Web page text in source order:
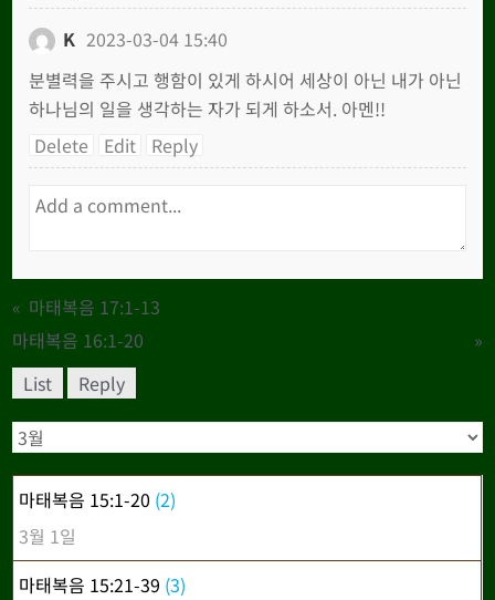
K 2023-03-04 15:40
분별력을 주시고 행함이 있게 하시어 세상이 아닌 내가 아닌
하나님의 일을 생각하는 자가 되게 하소서. 아멘!!
Delete
Edit Reply
« 마태복음 17:1-13
마태복음 16:1-20
»
List
Reply
마태복음 15:1-20 (2)
3월 1일
마태복음 15:21-39 (3)